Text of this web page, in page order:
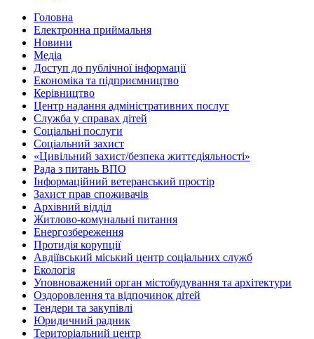
Головна
Електронна приймальня
Новини
Медіа
Доступ до публічної інформації
Економіка та підприємництво
Керівництво
Центр надання адміністративних послуг
Служба у справах дітей
Соціальні послуги
Соціальний захист
«Цивільний захист/безпека життєдіяльності»
Рада з питань ВПО
Інформаційний ветеранський простір
Захист прав споживачів
Архівний відділ
Житлово-комунальні питання
Енергозбереження
Протидія корупції
Авдіївський міський центр соціальних служб
Екологія
Уповноважений орган містобудування та архітектури
Оздоровлення та відпочинок дітей
Тендери та закупівлі
Юридичний радник
Територіальний центр